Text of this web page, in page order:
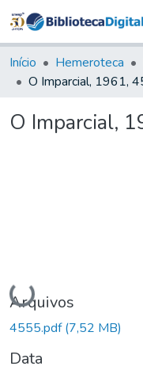
Início Hemeroteca
O Imparcial, 1961,
O Imparcial,
Carregando...
Arquivos
4555.pdf(7,52 MB)
Data